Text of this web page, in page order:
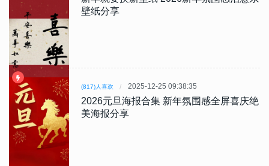
壁纸分享
(817)人喜欢 2025-12-25 09:38:35
2026元旦海报合集 新年氛围感全屏喜庆绝
美海报分享